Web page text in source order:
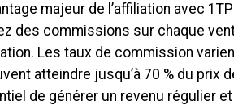
majeur de l’affiliation avec
des commissions sur chaque
Les taux de commission
atteindre jusqu’à 70 % du prix
de générer un revenu régulier